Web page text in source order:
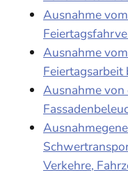
Ausnahme
Ausnahme
Feiertagsarbeit
Ausnahme
Verkehre,